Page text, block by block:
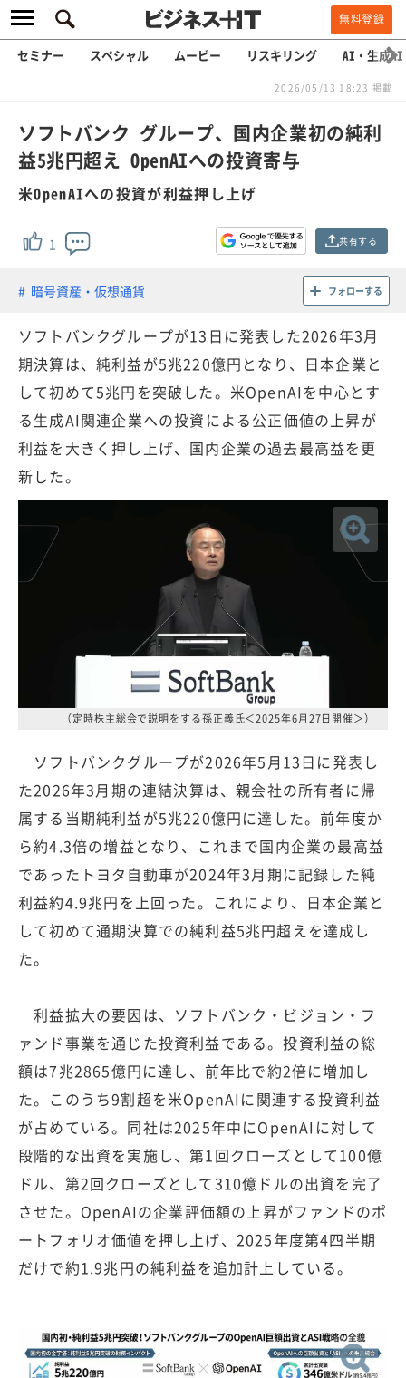
無料登録
セミナー スペシャル ムービー リスキリング AI・生成AI
2026/05/13 18:23 掲載
ソフトバンク グループ、国内企業初の純利
益5兆円超え OpenAIへの投資寄与
米OpenAIへの投資が利益押し上げ
1 共有する
暗号資産・仮想通貨 フォローする
ソフトバンクグループが13日に発表した2026年3月
期決算は、純利益が5兆220億円となり、日本企業と
して初めて5兆円を突破した。米OpenAIを中心とす
る生成AI関連企業への投資による公正価値の上昇が
利益を大きく押し上げ、国内企業の過去最高益を更
新した。
（定時株主総会で説明をする孫正義氏＜2025年6月27日開催＞）
ソフトバンクグループが2026年5月13日に発表し
た2026年3月期の連結決算は、親会社の所有者に帰
属する当期純利益が5兆220億円に達した。前年度か
ら約4.3倍の増益となり、これまで国内企業の最高益
であったトヨタ自動車が2024年3月期に記録した純
利益約4.9兆円を上回った。これにより、日本企業と
して初めて通期決算での純利益5兆円超えを達成し
た。
利益拡大の要因は、ソフトバンク・ビジョン・フ
ァンド事業を通じた投資利益である。投資利益の総
額は7兆2865億円に達し、前年比で約2倍に増加し
た。このうち9割超を米OpenAIに関連する投資利益
が占めている。同社は2025年中にOpenAIに対して
段階的な出資を実施し、第1回クローズとして100億
ドル、第2回クローズとして310億ドルの出資を完了
させた。OpenAIの企業評価額の上昇がファンドのポ
ートフォリオ価値を押し上げ、2025年度第4四半期
だけで約1.9兆円の純利益を追加計上している。